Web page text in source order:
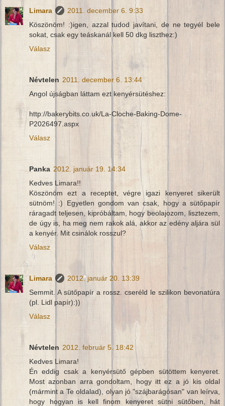
Limara
2011. december 6. 9:33
Köszönöm! :)igen, azzal tudod javítani, de ne tegyél bele
sokat, csak egy teáskanál kell 50 dkg liszthez:)
Válasz
Névtelen 2011. december 6. 13:44
Angol újságban láttam ezt kenyérsütéshez:
http://bakerybits.co.uk/La-Cloche-Baking-Dome-
P2026497.aspx
Válasz
Panka 2012. január 19. 14:34
Kedves Limara!!
Köszönöm ezt a receptet, végre igazi kenyeret sikerült
sütnöm! :) Egyetlen gondom van csak, hogy a sütőpapír
ráragadt teljesen, kipróbáltam, hogy beolajozom, lisztezem,
de úgy is, ha meg nem rakok alá, akkor az edény aljára sül
a kenyér. Mit csinálok rosszul?
Válasz
Limara
2012. január 20. 13:39
Semmit. A sütőpapír a rossz. cseréld le szilikon bevonatúra
(pl. Lidl papír):))
Válasz
Névtelen 2012. február 5. 18:42
Kedves Limara!
Én eddig csak a kenyérsütő gépben sütöttem kenyeret.
Most azonban arra gondoltam, hogy itt ez a jó kis oldal
(mármint a Te oldalad), olyan jó "szájbarágósan" van leírva,
hogy hogyan is kell finom kenyeret sütni sütőben, hát